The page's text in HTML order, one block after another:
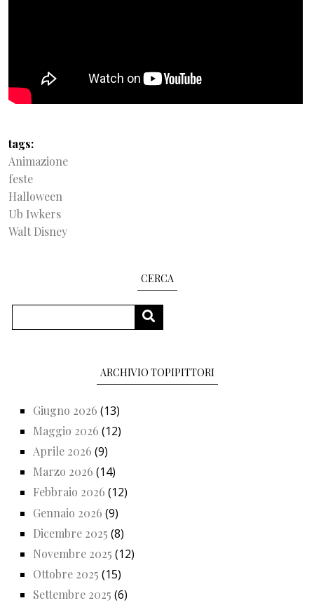
tags
Animazione
feste
Halloween
Ub Iwkers
Walt Disney
CERCA
CERCA
ARCHIVIO TOPIPITTORI
Giugno 2026 (13)
Maggio 2026 (12)
Aprile 2026 (9)
Marzo 2026 (14)
Febbraio 2026 (12)
Gennaio 2026 (9)
Dicembre 2025 (8)
Novembre 2025 (12)
Ottobre 2025 (15)
Settembre 2025 (6)